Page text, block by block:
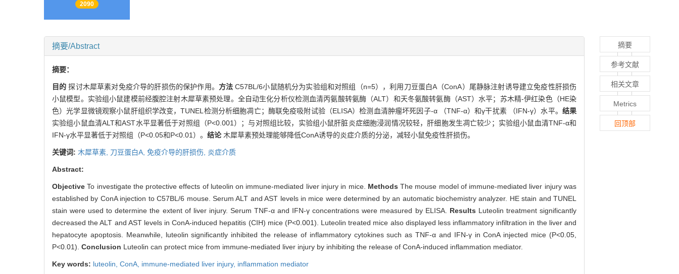
2090
摘要/Abstract
摘要：
目的探讨木犀草素对免疫介导的肝损伤的保护作用。 方法C57BL/6小鼠随机分为实验组和对照组（n=5），利用刀豆蛋白A（ConA）尾静脉注射诱导建立免疫性肝损伤
小鼠模型。实验组小鼠建模前经腹腔注射木犀草素预处理。全自动生化分析仪检测血清丙氨酸转氨酶（ALT）和天冬氨酸转氨酶（AST）水平；苏木精-伊红染色（HE染
色）光学显微镜观察小鼠肝组织学改变，TUNEL检测分析细胞凋亡；酶联免疫吸附试验（ELISA）检测血清肿瘤坏死因子-α （TNF-α）和γ干扰素 （IFN-γ）水平。 结果
实验组小鼠血清ALT和AST水平显著低于对照组（P<0.001）；与对照组比较，实验组小鼠肝脏炎症细胞浸润情况较轻，肝细胞发生凋亡较少；实验组小鼠血清TNF-α和
IFN-γ水平显著低于对照组（P<0.05和P<0.01）。 结论木犀草素预处理能够降低ConA诱导的炎症介质的分泌，减轻小鼠免疫性肝损伤。
关键词: 木犀草素, 刀豆蛋白A, 免疫介导的肝损伤, 炎症介质
Abstract:
ObjectiveTo investigate the protective effects of luteolin on immune-mediated liver injury in mice. MethodsThe mouse model of immune-mediated liver injury was
established by ConA injection to C57BL/6 mouse. Serum ALT and AST levels in mice were determined by an automatic biochemistry analyzer. HE stain and TUNEL
stain were used to determine the extent of liver injury. Serum TNF-α and IFN-γ concentrations were measured by ELISA. Results Luteolin treatment significantly
decreased the ALT and AST levels in ConA-induced hepatitis (CIH) mice (P<0.001). Luteolin treated mice also displayed less inflammatory infiltration in the liver and
hepatocyte apoptosis. Meanwhile, luteolin significantly inhibited the release of inflammatory cytokines such as TNF-α and IFN-γ in ConA injected mice (P<0.05,
P<0.01). Conclusion Luteolin can protect mice from immune-mediated liver injury by inhibiting the release of ConA-induced inflammation mediator.
Key words: luteolin, ConA, immune-mediated liver injury, inflammation mediator
摘要
参考文献
相关文章
Metrics
回顶部